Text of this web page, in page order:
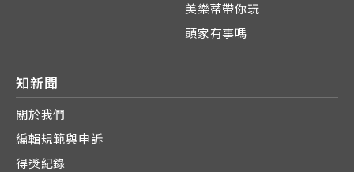
美樂蒂帶你玩
頭家有事嗎
知新聞
關於我們
編輯規範與申訴
得獎紀錄